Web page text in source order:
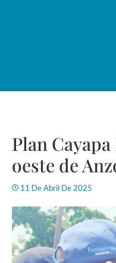
Plan
oeste de
11 De Abril De 2025